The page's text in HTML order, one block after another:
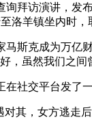
访演讲，发布
洛羊镇坐内时
克成为万亿财
，虽然我们之
交平台发了一
，女方逃走后